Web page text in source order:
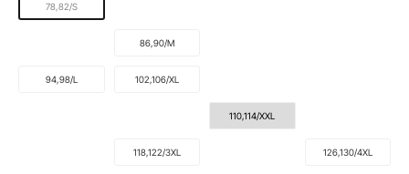
78,82/S
86,90/M
94,98/L 102,106/XL
110,114/XXL
118,122/3XL 126,130/4XL